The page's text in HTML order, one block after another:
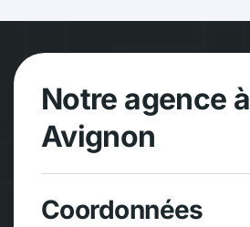
Notre agence à
Avignon
Coordonnées